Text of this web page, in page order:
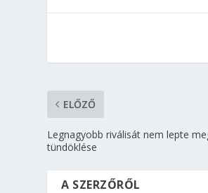
ELŐZŐ
Legnagyobb riválisát nem lepte
tündöklése
A SZERZŐRŐL